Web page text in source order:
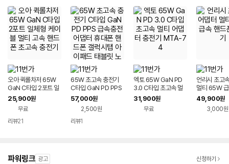
오아 퀵롤차저 65W
GaN C타입 2포트 일
체형 케이블 멀티 고속
핸드폰 초고속 충전기
25,900원
무료
리뷰21
65W 초고속 충전기
C타입 GaN PD PPS
급속충전 어댑터 휴대
폰 핸드폰 갤럭시탭 아
이패드 태블릿 노트북
여행용
57,000원
2,500원
리뷰1
엑토 65W GaN PD
3.0 C타입 초고속 멀
티 어댑터 충전기 MT
A-74
31,900원
무료
언리시 초고
멀티 65W
폰 충전기
49,900원
3,000원
파워링크 광고 신청하기